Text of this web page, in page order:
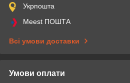
Укрпошта
Meest ПОШТА
Всі умови доставки
Умови оплати